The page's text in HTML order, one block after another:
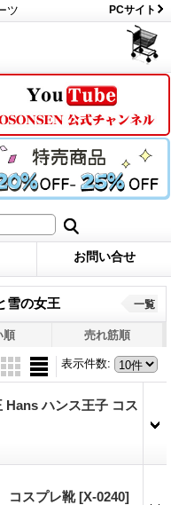
ツ PCサイト
お問い合せ
雪の女王 一覧
順 売れ筋順
表示件数:
Hans ハンス王子 コス
スプレ靴[X-0240]